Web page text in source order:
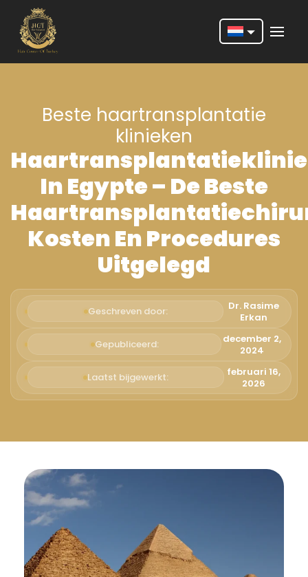
Français
Português
Español
Türkçe
Русский
Български
Svenska
Beste haartransplantatie
klinieken
In Egypte – De Beste
Kosten En Procedures
Uitgelegd
Geschreven door:
Dr. Rasime
Erkan
Gepubliceerd:
december 2,
2024
Laatst bijgewerkt:
februari 16,
2026